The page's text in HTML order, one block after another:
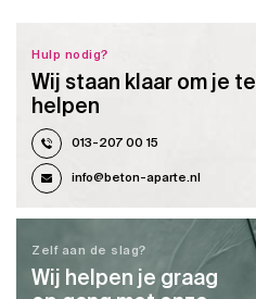
Hulp nodig?
Wij staan klaar om je te
helpen
013-207 00 15
info@beton-aparte.nl
Zelf aan de slag?
Wij helpen je graag